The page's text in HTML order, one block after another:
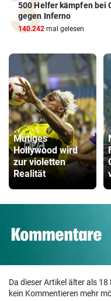
500 Helfer kämpfen bei
gegen Inferno
140.242 mal gelesen
Mutiges
Hollywood wird
zur violetten
Realität
Da dieser Artikel älter als
kein Kommentieren mehr